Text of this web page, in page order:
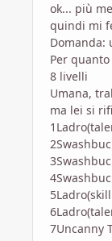
ok... più
quindi mi
Domanda:
Per
8 livelli
Umana,
ma lei si
7Uncanny